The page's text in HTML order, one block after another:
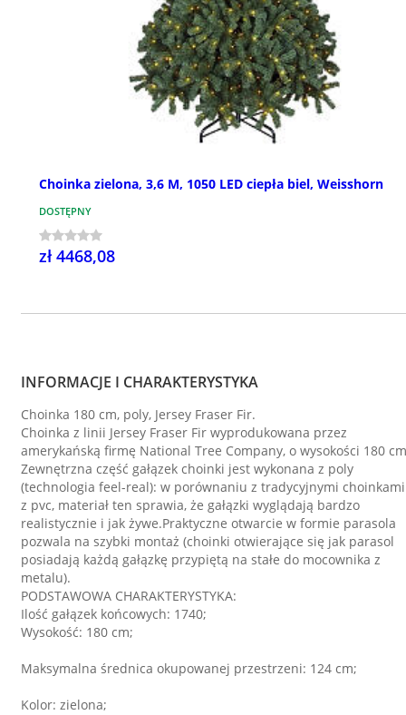
Choinka zielona, 3,6 M, 1050 LED ciepła biel, Weisshorn
DOSTĘPNY
zł 4468,08
INFORMACJE I CHARAKTERYSTYKA
Choinka 180 cm, poly, Jersey Fraser Fir.
Choinka z linii Jersey Fraser Fir wyprodukowana przez
amerykańską firmę National Tree Company, o wysokości 180
Zewnętrzna część gałązek choinki jest wykonana z poly
(technologia feel-real): w porównaniu z tradycyjnymi choinkami
z pvc, materiał ten sprawia, że gałązki wyglądają bardzo
realistycznie i jak żywe.Praktyczne otwarcie w formie parasola
pozwala na szybki montaż (choinki otwierające się jak parasol
posiadają każdą gałązkę przypiętą na stałe do mocownika z
metalu).
PODSTAWOWA CHARAKTERYSTYKA:
Ilość gałązek końcowych: 1740;
Wysokość: 180 cm;
Maksymalna średnica okupowanej przestrzeni: 124 cm;
Kolor: zielona;